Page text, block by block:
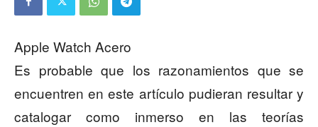
Apple Watch Acero
Es probable que los razonamientos que se
encuentren en este artículo pudieran resultar y
catalogar como inmerso en las teorías